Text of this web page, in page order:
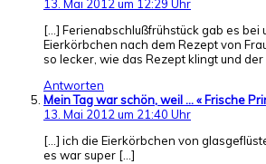
13. Mai 2012 um 12:29 Uhr
[…] Ferienabschlußfrühstück gab es bei
Eierkörbchen nach dem Rezept von
so lecker, wie das Rezept klingt und
Antworten
Mein Tag war schön, weil … « Frische
13. Mai 2012 um 21:40 Uhr
[…] ich die Eierkörbchen von
es war super […]